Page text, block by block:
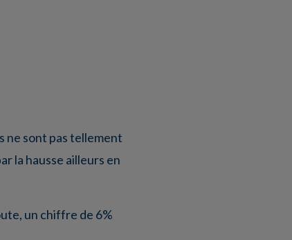
ne sont pas tellement
la hausse ailleurs en
un chiffre de 6%